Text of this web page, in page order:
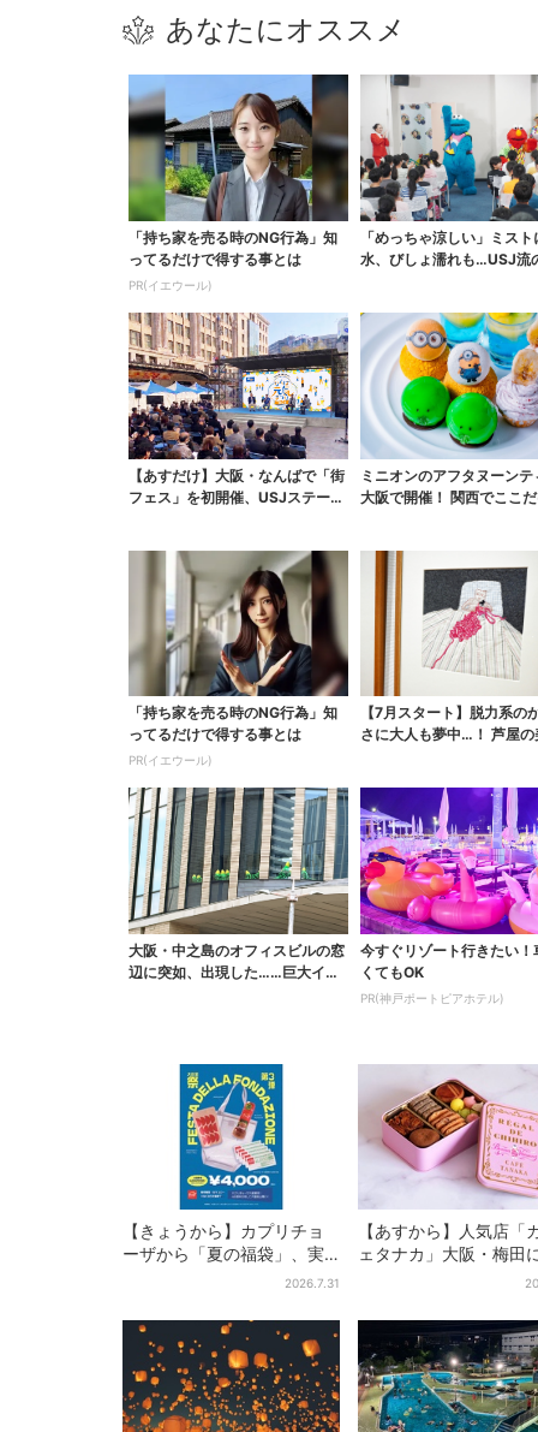
あなたにオススメ
「持ち家を売る時のNG行為」知
ってるだけで得する事とは
PR(イエウール)
「めっちゃ涼しい」ミスト
水、びしょ濡れも…USJ流
【あすだけ】大阪・なんばで「街
フェス」を初開催、USJステージ
ミニオンのアフタヌーンテ
大阪で開催！ 関西でここ
「持ち家を売る時のNG行為」知
ってるだけで得する事とは
PR(イエウール)
【7月スタート】脱力系の
さに大人も夢中…！ 芦屋の
大阪・中之島のオフィスビルの窓
辺に突如、出現した……巨大イン
今すぐリゾート行きたい！
くてもOK
PR(神戸ポートピアホテル)
【きょうから】カプリチョ
ーザから「夏の福袋」、実
質無料…？値段以上の食事券
2026.7.31
【あすから】人気店「
ェタナカ」大阪・梅田
ア商品集結…本店人気
夏イベント